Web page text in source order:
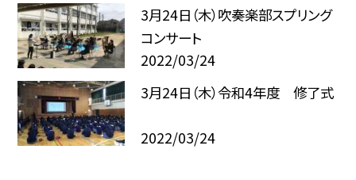
3月24日（木）吹奏楽部スプリング
コンサート
2022/03/24
3月24日（木）令和4年度 修了式
2022/03/24